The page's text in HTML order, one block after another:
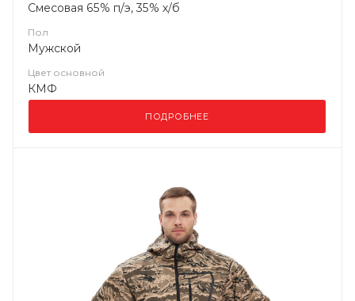
Смесовая 65% п/э, 35% х/б
Пол
Мужской
Цвет основной
КМФ
ПОДРОБНЕЕ